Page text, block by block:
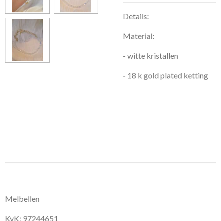
Details:
Material:
- witte kristallen
- 18 k gold plated ketting
Melbellen
KvK: 97244651